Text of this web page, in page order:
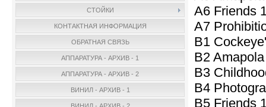
СТОЙКИ
КОНТАКТНАЯ ИНФОРМАЦИЯ
ОБРАТНАЯ СВЯЗЬ
АППАРАТУРА - АРХИВ - 1
АППАРАТУРА - АРХИВ - 2
ВИНИЛ - АРХИВ - 1
A6 Friends
A7
B1
B2
B3
B4
B5 Friends